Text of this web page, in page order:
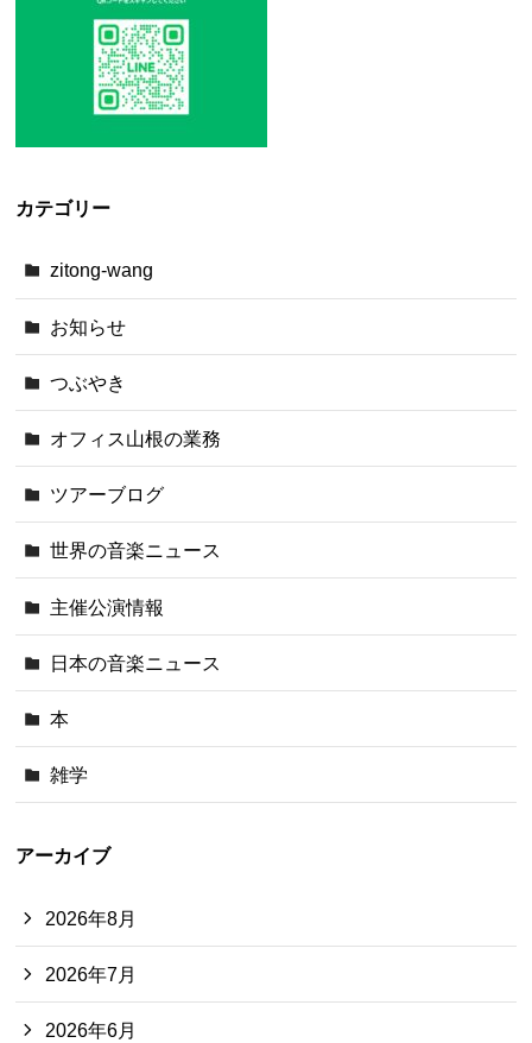
カテゴリー
zitong-wang
お知らせ
つぶやき
オフィス山根の業務
ツアーブログ
世界の音楽ニュース
主催公演情報
日本の音楽ニュース
本
雑学
アーカイブ
2026年8月
2026年7月
2026年6月